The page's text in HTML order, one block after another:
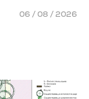
06 / 08 / 2026